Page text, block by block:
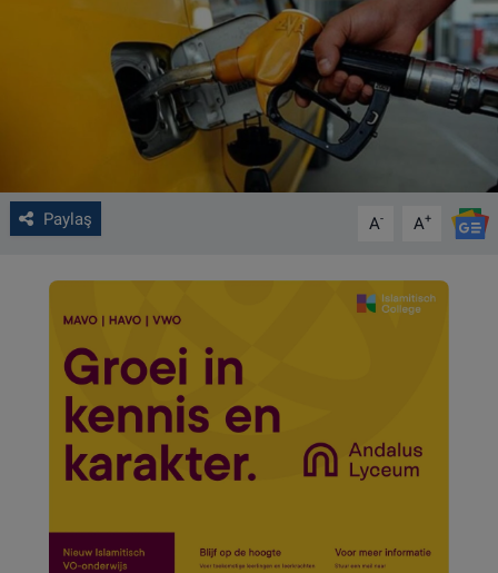
Paylaş A- A+
VIDEO GALERİ
ALGEMENE VOORWAARDEN
CONTACT
Çerez Politikası